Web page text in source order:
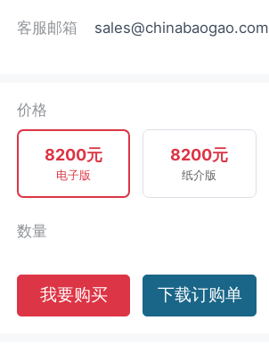
客服邮箱 sales@chinabaogao.com
价格
8200元
电子版
8200元
纸介版
数量
我要购买 下载订购单